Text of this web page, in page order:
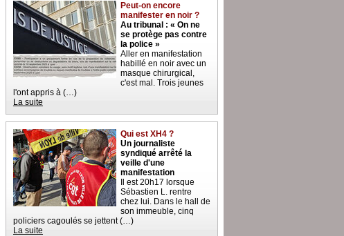
Peut-on encore
manifester en noir ?
Au tribunal : « On ne
se protège pas contre
la police »
Aller en manifestation
habillé en noir avec un
masque chirurgical,
c'est mal. Trois jeunes
l'ont appris à (…)
La suite
Qui est XH4 ?
Un journaliste
syndiqué arrêté la
veille d'une
manifestation
Il est 20h17 lorsque
Sébastien L. rentre
chez lui. Dans le hall de
son immeuble, cinq
policiers cagoulés se jettent (…)
La suite